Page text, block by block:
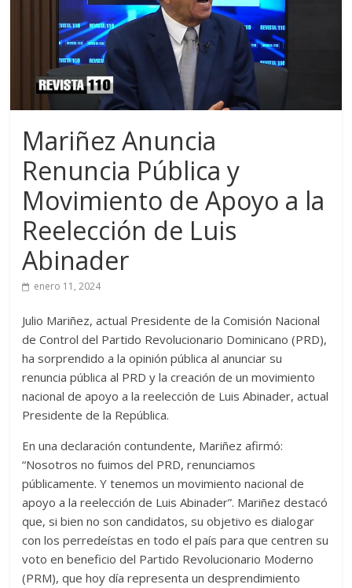
Mariñez Anuncia
Renuncia Pública y
Movimiento de Apoyo a la
Reelección de Luis
Abinader
enero 11, 2024
Julio Mariñez, actual Presidente de la Comisión Nacional
de Control del Partido Revolucionario Dominicano (PRD),
ha sorprendido a la opinión pública al anunciar su
renuncia pública al PRD y la creación de un movimiento
nacional de apoyo a la reelección de Luis Abinader, actual
Presidente de la República.
En una declaración contundente, Mariñez afirmó:
“Nosotros no fuimos del PRD, renunciamos
públicamente. Y tenemos un movimiento nacional de
apoyo a la reelección de Luis Abinader”. Mariñez destacó
que, si bien no son candidatos, su objetivo es dialogar
con los perredeístas en todo el país para que centren su
voto en beneficio del Partido Revolucionario Moderno
(PRM), que hoy día representa un desprendimiento